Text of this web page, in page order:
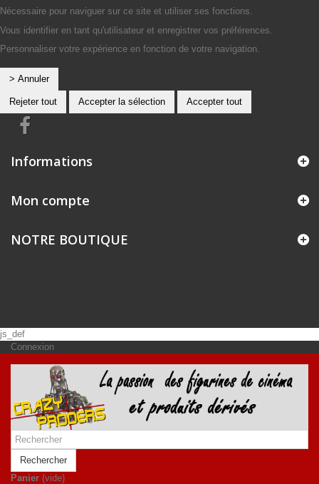
Nécessaire pour naviguer sur ce site et utiliser ses fonctions.
Vous identifier en tant qu'utilisateur et enregistrer vos préférences.
Personnaliser votre expérience en fonction de votre navigation.
> Annuler
Rejeter tout Accepter la sélection Accepter tout
Informations
Mon compte
NOTRE BOUTIQUE
js_def
Connexion
Rechercher
Panier (vide)